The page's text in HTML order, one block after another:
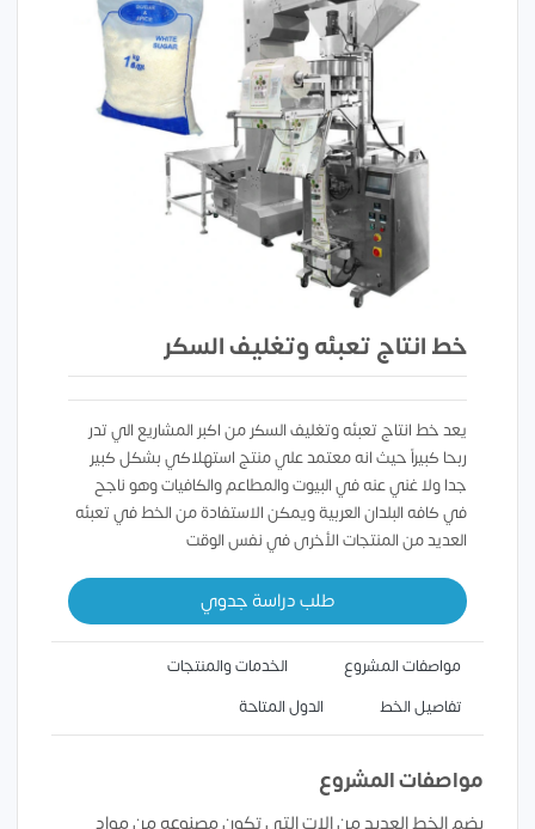
خط انتاج تعبئه وتغليف السكر
يعد خط انتاج تعبئه وتغليف السكر من اكبر المشاريع الي تدر
ربحا كبيراً حيث انه معتمد علي منتج استهلاكي بشكل كبير
جدا ولا غني عنه في البيوت والمطاعم والكافيات وهو ناجح
في كافه البلدان العربية ويمكن الاستفادة من الخط في تعبئه
العديد من المنتجات الأخرى في نفس الوقت
طلب دراسة جدوي
مواصفات المشروع
الخدمات والمنتجات
تفاصيل الخط
الدول المتاحة
مواصفات المشروع